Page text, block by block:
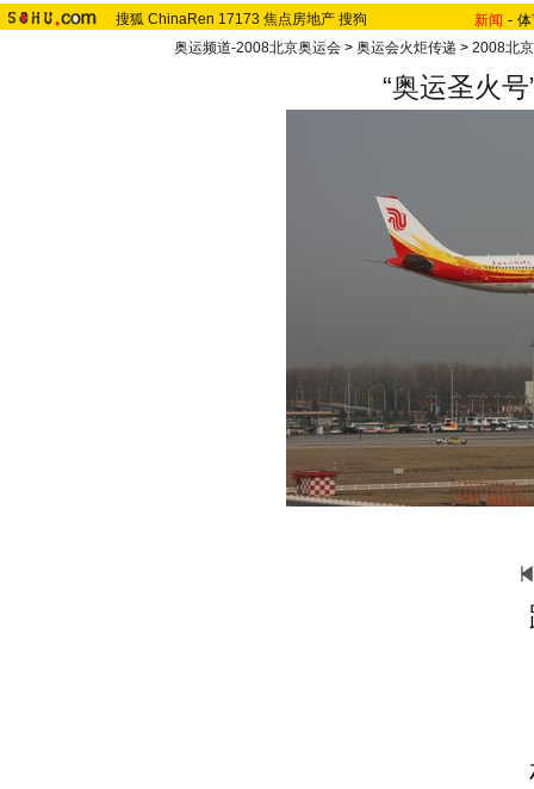
搜狐 ChinaRen 17173 焦点房地产 搜狗 新闻 -
奥运频道-2008北京奥运会 > 奥运会火炬传递 > 2008北
“奥运圣火